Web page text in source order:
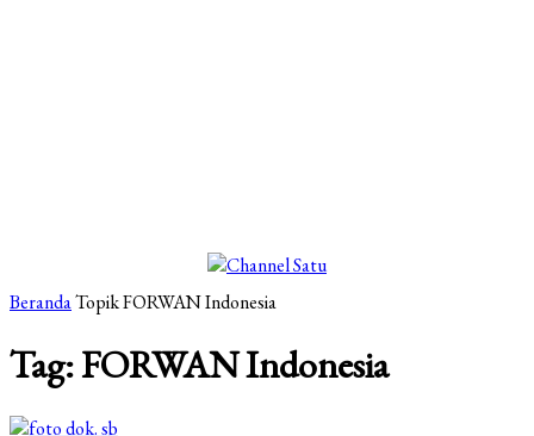
BerandaTopikFORWAN Indonesia
Tag: FORWAN Indonesia